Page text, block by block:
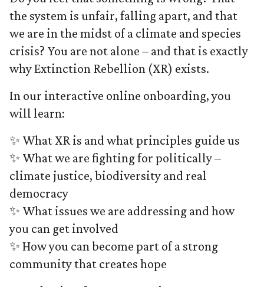
the system is unfair, falling apart, and that
we are in the midst of a climate and species
crisis? You are not alone – and that is exactly
why Extinction Rebellion (XR) exists.
In our interactive online onboarding, you
will learn:
✨ What XR is and what principles guide us
✨ What we are fighting for politically –
climate justice, biodiversity and real
democracy
✨ What issues we are addressing and how
you can get involved
✨ How you can become part of a strong
community that creates hope